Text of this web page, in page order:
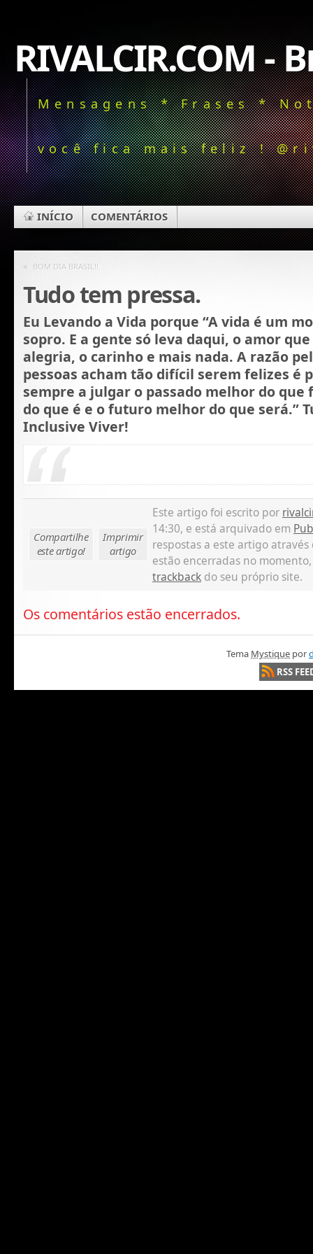
RIVALCIR.COM -
Mensagens * Frases *
você fica mais feliz !
INÍCIO COMENTÁRIOS
« BOM DIA BRASIL!!
Tudo tem pressa.
Eu Levando a Vida porque “A vida é um
sopro. E a gente só leva daqui, o amor
alegria, o carinho e mais nada. A razão
pessoas acham tão difícil serem felizes é
sempre a julgar o passado melhor do
do que é e o futuro melhor do que será.”
Inclusive Viver!
Compartilhe
este artigo!
Imprimir
artigo
Este artigo foi escrito por
14:30, e está arquivado em
respostas a este artigo
estão encerradas no
trackback do seu próprio site.
Os comentários estão encerrados.
Tema Mystique por
RSS